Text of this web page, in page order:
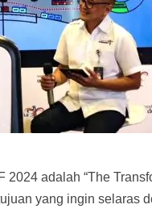
adalah “The
yang ingin selaras